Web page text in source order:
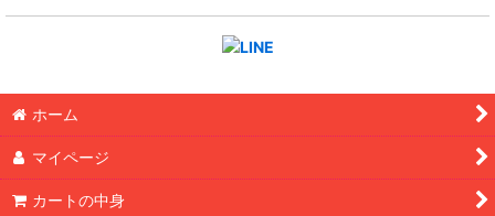
ホーム
マイページ
カートの中身